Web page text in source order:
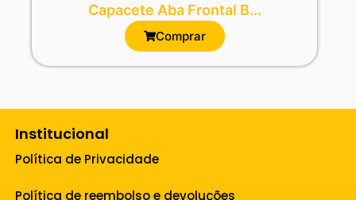
Capacete Aba Frontal B...
Comprar
Institucional
Política de Privacidade
Política de reembolso e devoluções